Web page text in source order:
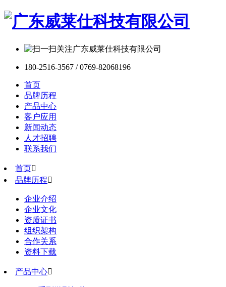
180-2516-3567 / 0769-82068196
首页
品牌历程
产品中心
客户应用
新闻动态
人才招聘
联系我们
首页
品牌历程
企业介绍
企业文化
资质证书
组织架构
合作关系
资料下载
产品中心